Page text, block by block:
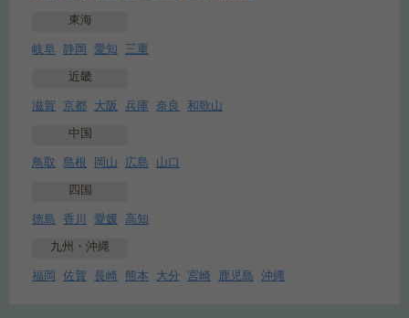
東海
岐阜 静岡 愛知 三重
近畿
滋賀 京都 大阪 兵庫 奈良 和歌山
中国
鳥取 島根 岡山 広島 山口
四国
徳島 香川 愛媛 高知
九州・沖縄
福岡 佐賀 長崎 熊本 大分 宮崎 鹿児島 沖縄